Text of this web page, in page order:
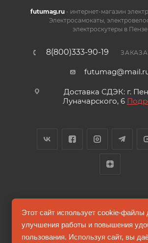
futumag.ru- интернет-магазин
Электросамокаты,
электроскутеры в Пензе
8(800)333-90-19
Доставка СДЭК: г.
Луначарского, 6
2026 © FUTUMAG.RU
Этот сайт использует cookie-файлы
улучшения работы и повышения
пользования. Используя сайт, вы